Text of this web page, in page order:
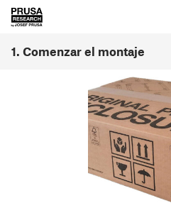
1. Comenzar el montaje